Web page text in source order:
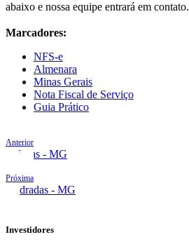
abaixo e nossa equipe entrará em contato.
Marcadores:
NFS-e
Almenara
Minas Gerais
Nota Fiscal de Serviço
Guia Prático
Anterior
Alfenas - MG
Próxima
Andradas - MG
Investidores